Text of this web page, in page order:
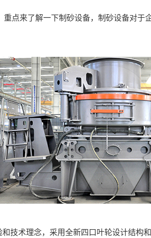
来了解一下制砂设备，制砂设备对于
技术理念，采用全新四口叶轮设计结